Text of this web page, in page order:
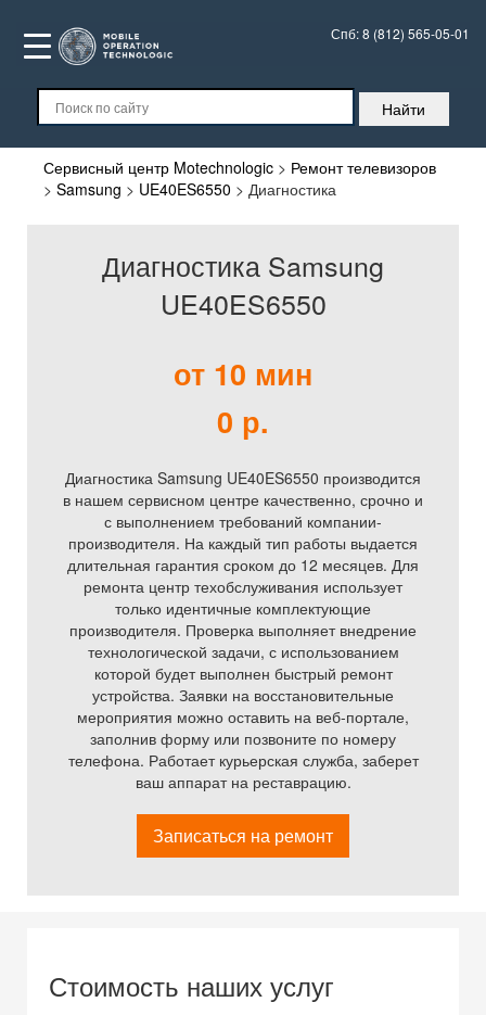
Спб:8 (812) 565-05-01
Сервисный центр Motechnologic > Ремонт телевизоров
> Samsung > UE40ES6550 > Диагностика
Диагностика Samsung
UE40ES6550
от 10 мин
0 р.
Диагностика Samsung UE40ES6550 производится
в нашем сервисном центре качественно, срочно и
с выполнением требований компании-
производителя. На каждый тип работы выдается
длительная гарантия сроком до 12 месяцев. Для
ремонта центр техобслуживания использует
только идентичные комплектующие
производителя. Проверка выполняет внедрение
технологической задачи, с использованием
которой будет выполнен быстрый ремонт
устройства. Заявки на восстановительные
мероприятия можно оставить на веб-портале,
заполнив форму или позвоните по номеру
телефона. Работает курьерская служба, заберет
ваш аппарат на реставрацию.
Записаться на ремонт
Стоимость наших услуг